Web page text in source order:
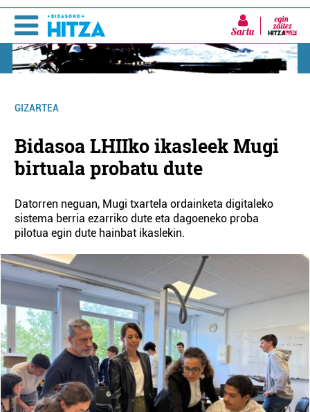
Sartu
GIZARTEA
Bidasoa LHIIko ikasleek Mugi
birtuala probatu dute
Datorren neguan, Mugi txartela ordainketa digitaleko
sistema berria ezarriko dute eta dagoeneko proba
pilotua egin dute hainbat ikaslekin.